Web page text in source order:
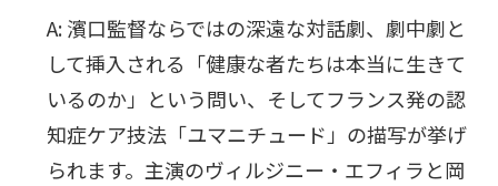
A: 濱口監督ならではの深遠な対話劇、劇中劇と
して挿入される「健康な者たちは本当に生きて
いるのか」という問い、そしてフランス発の認
知症ケア技法「ユマニチュード」の描写が挙げ
られます。主演のヴィルジニー・エフィラと岡